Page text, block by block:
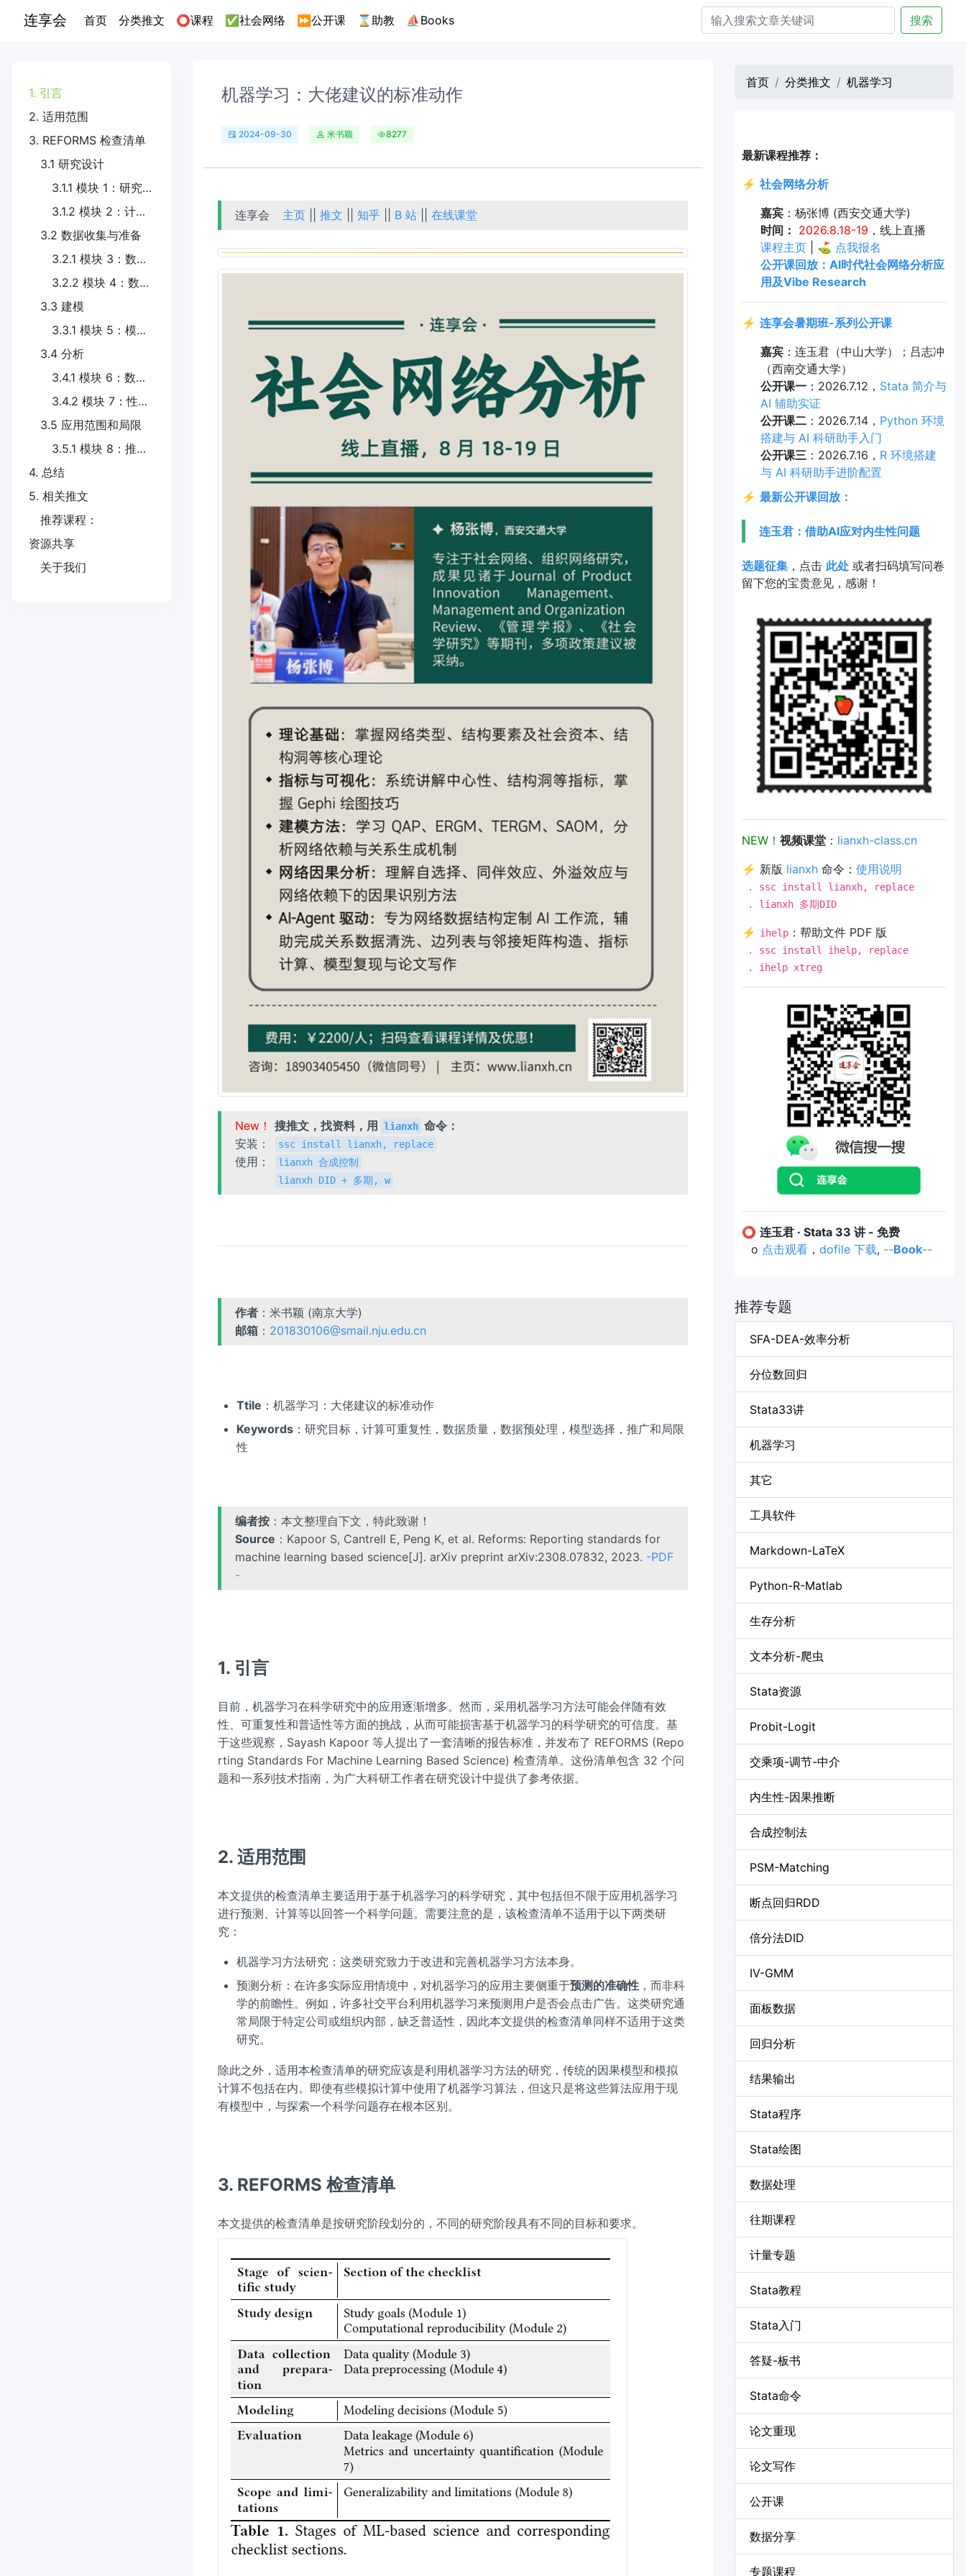
连享会 首页(current)
分类推文 ⭕课程 ✅社会网络 ⏩公开课 ⌛助教 ⛵Books 搜索
1. 引言
2. 适用范围
3. REFORMS 检查清单
3.1 研究设计
3.1.1 模块 1：研究目标确定
3.1.2 模块 2：计算的可重复性
3.2 数据收集与准备
3.2.1 模块 3：数据质量
3.2.2 模块 4：数据预处理
3.3 建模
3.3.1 模块 5：模型选择
3.4 分析
3.4.1 模块 6：数据泄露
3.4.2 模块 7：性能指标和不确定性评估
3.5 应用范围和局限
3.5.1 模块 8：推广性和局限性
4. 总结
5. 相关推文
推荐课程：
资源共享
关于我们
机器学习：大佬建议的标准动作
2024-09-30 米书颖 8277
连享会 主页 ||推文 ||知乎 B 站 ||在线课堂
New！ 搜推文，找资料，用 lianxh 命令：
安装：
ssc install lianxh, replace
使用：
lianxh 合成控制
lianxh DID + 多期, w
作者 ：米书颖 (南京大学)
邮箱 ： 201830106@smail.nju.edu.cn
Ttile ：机器学习：大佬建议的标准动作
Keywords：研究目标，计算可重复性，数据质量，数据预处理，模型选择，推广和局限
性
编者按 ：本文整理自下文，特此致谢！
Source ：Kapoor S, Cantrell E, Peng K, et al. Reforms: Reporting standards for
machine learning based science[J]. arXiv preprint arXiv:2308.07832, 2023. -PDF
-
1. 引言
目前，机器学习在科学研究中的应用逐渐增多。然而，采用机器学习方法可能会伴随有效
性、可重复性和普适性等方面的挑战，从而可能损害基于机器学习的科学研究的可信度。基
于这些观察，Sayash Kapoor 等人提出了一套清晰的报告标准，并发布了 REFORMS (Repo
rting Standards For Machine Learning Based Science) 检查清单。这份清单包含 32 个问
题和一系列技术指南，为广大科研工作者在研究设计中提供了参考依据。
2. 适用范围
本文提供的检查清单主要适用于基于机器学习的科学研究，其中包括但不限于应用机器学习
进行预测、计算等以回答一个科学问题。需要注意的是，该检查清单不适用于以下两类研
究：
机器学习方法研究：这类研究致力于改进和完善机器学习方法本身。
预测分析：在许多实际应用情境中，对机器学习的应用主要侧重于预测的准确性，而非科
学的前瞻性。例如，许多社交平台利用机器学习来预测用户是否会点击广告。这类研究通
常局限于特定公司或组织内部，缺乏普适性，因此本文提供的检查清单同样不适用于这类
研究。
除此之外，适用本检查清单的研究应该是利用机器学习方法的研究，传统的因果模型和模拟
计算不包括在内。即使有些模拟计算中使用了机器学习算法，但这只是将这些算法应用于现
有模型中，与探索一个科学问题存在根本区别。
3. REFORMS 检查清单
本文提供的检查清单是按研究阶段划分的，不同的研究阶段具有不同的目标和要求。
首页 分类推文 机器学习
最新课程推荐：
⚡ 社会网络分析
嘉宾：杨张博 (西安交通大学)
时间： 2026.8.18-19 ，线上直播
课程主页| ⛳ 点我报名
公开课回放：AI时代社会网络分析应
用及Vibe Research
⚡ 连享会暑期班-系列公开课
嘉宾：连玉君（中山大学）；吕志冲
（西南交通大学）
公开课一：2026.7.12， Stata 简介与
AI 辅助实证
公开课二：2026.7.14， Python 环境
搭建与 AI 科研助手入门
公开课三：2026.7.16， R 环境搭建
与 AI 科研助手进阶配置
⚡ 最新公开课回放：
连玉君：借助AI应对内生性问题
选题征集 ，点击 此处 或者扫码填写问卷
留下您的宝贵意见，感谢！
NEW！ 视频课堂 ： lianxh-class.cn
⚡ 新版 lianxh 命令： 使用说明
. ssc install lianxh, replace
. lianxh 多期DID
⚡ ihelp ：帮助文件 PDF 版
. ssc install ihelp, replace
. ihelp xtreg
⭕ 连玉君 · Stata 33 讲 - 免费
o 点击观看 ， dofile 下载, --Book--
推荐专题
SFA-DEA-效率分析
分位数回归
Stata33讲
机器学习
其它
工具软件
Markdown-LaTeX
Python-R-Matlab
生存分析
文本分析-爬虫
Stata资源
Probit-Logit
交乘项-调节-中介
内生性-因果推断
合成控制法
PSM-Matching
断点回归RDD
倍分法DID
IV-GMM
面板数据
回归分析
结果输出
Stata程序
Stata绘图
数据处理
往期课程
计量专题
Stata教程
Stata入门
答疑-板书
Stata命令
论文重现
论文写作
公开课
数据分享
专题课程